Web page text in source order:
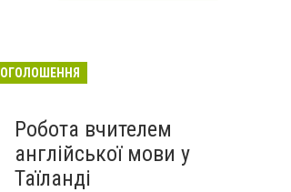
ОГОЛОШЕННЯ
Робота вчителем
англійської мови у
Таїланді